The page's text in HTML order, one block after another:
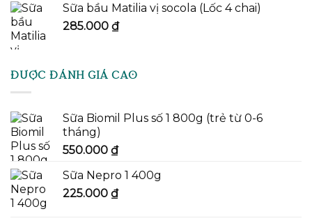
Sữa bầu Matilia vị socola (Lốc 4 chai)
285.000 ₫
ĐƯỢC ĐÁNH GIÁ CAO
Sữa Biomil Plus số 1 800g (trẻ từ 0-6
tháng)
550.000 ₫
Sữa Nepro 1 400g
225.000 ₫